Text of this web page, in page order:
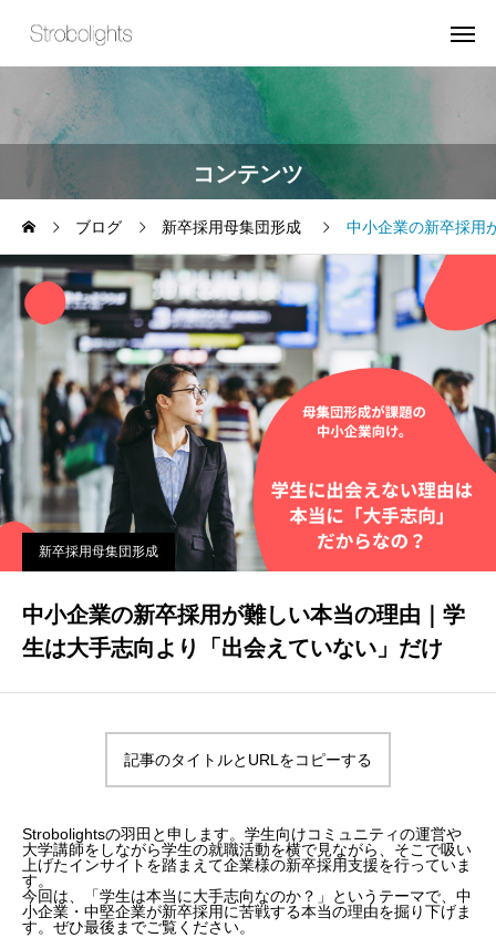
コンテンツ
ブログ 新卒採用母集団形成 中小企業の新卒採用
新卒採用母集団形成
中小企業の新卒採用が難しい本当の理由｜学
生は大手志向より「出会えていない」だけ
記事のタイトルとURLをコピーする
Strobolightsの羽田と申します。学生向けコミュニティの運営や
大学講師をしながら学生の就職活動を横で見ながら、そこで吸い
上げたインサイトを踏まえて企業様の新卒採用支援を行っていま
す。
今回は、「学生は本当に大手志向なのか？」というテーマで、中
小企業・中堅企業が新卒採用に苦戦する本当の理由を掘り下げま
す。ぜひ最後までご覧ください。